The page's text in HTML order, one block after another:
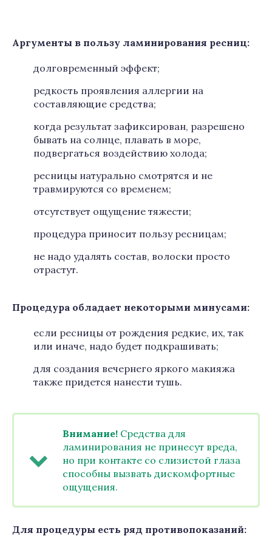
Аргументы в пользу ламинирования ресниц:
долговременный эффект;
редкость проявления аллергии на
составляющие средства;
когда результат зафиксирован, разрешено
бывать на солнце, плавать в море,
подвергаться воздействию холода;
ресницы натурально смотрятся и не
травмируются со временем;
отсутствует ощущение тяжести;
процедура приносит пользу ресницам;
не надо удалять состав, волоски просто
отрастут.
Процедура обладает некоторыми минусами:
если ресницы от рождения редкие, их, так
или иначе, надо будет подкрашивать;
для создания вечернего яркого макияжа
также придется нанести тушь.
Внимание! Средства для
ламинирования не принесут вреда,
но при контакте со слизистой глаза
способны вызвать дискомфортные
ощущения.
Для процедуры есть ряд противопоказаний: